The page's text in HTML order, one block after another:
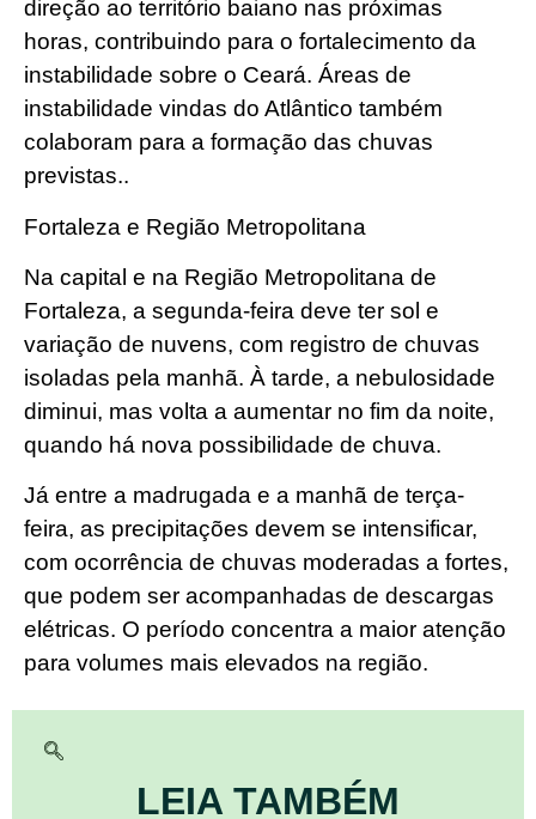
direção ao território baiano nas próximas
horas, contribuindo para o fortalecimento da
instabilidade sobre o Ceará. Áreas de
instabilidade vindas do Atlântico também
colaboram para a formação das chuvas
previstas..
Fortaleza e Região Metropolitana
Na capital e na Região Metropolitana de
Fortaleza, a segunda-feira deve ter sol e
variação de nuvens, com registro de chuvas
isoladas pela manhã. À tarde, a nebulosidade
diminui, mas volta a aumentar no fim da noite,
quando há nova possibilidade de chuva.
Já entre a madrugada e a manhã de terça-
feira, as precipitações devem se intensificar,
com ocorrência de chuvas moderadas a fortes,
que podem ser acompanhadas de descargas
elétricas. O período concentra a maior atenção
para volumes mais elevados na região.
LEIA TAMBÉM